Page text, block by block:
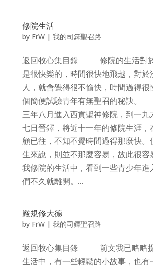
修院生活
by FrW| 我的司鐸聖召路
返回牧心集目錄 修院的生活對於
是很快樂的，時間很快地飛越，對於
人，就會覺得很不愉快，時間過得很
個簡便試驗青年有無聖召的秘訣
三年八月進入西貢聖神修院，到一九
七日晉鐸，將近十一年的修院生涯，
顧已往，不知不覺時間過得那麼快。
生來說，則並不那麼容易，故此很容
我修院的生活中，看到一些青少年進
們不久就離開。...
嚴規修大德
by FrW| 我的司鐸聖召路
返回牧心集目錄 前文我已略略
生活中，有一些輕鬆的小故事，也有